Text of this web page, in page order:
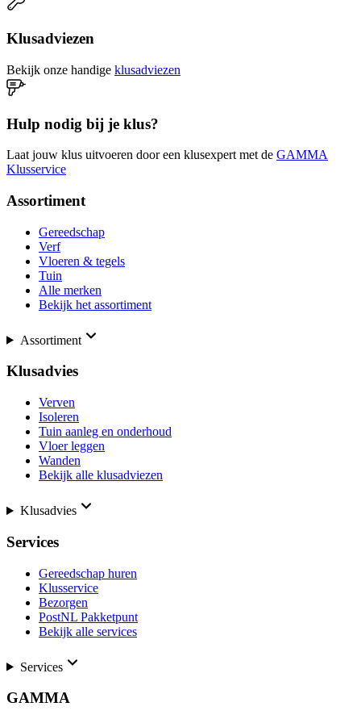
Klusadviezen
Bekijk onze handige klusadviezen
Hulp nodig bij je klus?
Laat jouw klus uitvoeren door een klusexpert met de GAMMA
Klusservice
Assortiment
Gereedschap
Verf
Vloeren & tegels
Tuin
Alle merken
Bekijk het assortiment
Assortiment
Klusadvies
Verven
Isoleren
Tuin aanleg en onderhoud
Vloer leggen
Wanden
Bekijk alle klusadviezen
Klusadvies
Services
Gereedschap huren
Klusservice
Bezorgen
PostNL Pakketpunt
Bekijk alle services
Services
GAMMA